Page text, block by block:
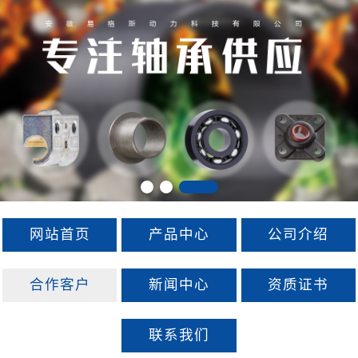
网站首页 产品中心 公司介绍
合作客户 新闻中心 资质证书
联系我们